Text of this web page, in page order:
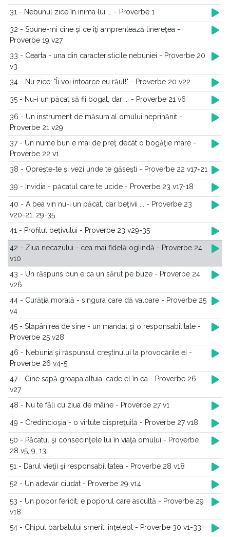
31 - Nebunul zice în inima lui ... - Proverbe 1
32 - Spune-mi cine şi ce îţi amprentează tinereţea -
Proverbe 19 v27
33 - Cearta - una din caracteristicile nebuniei - Proverbe 20
v3
34 - Nu zice: "Îi voi întoarce eu răul!" - Proverbe 20 v22
35 - Nu-i un păcat să fii bogat, dar ... - Proverbe 21 v6
36 - Un instrument de măsura al omului neprihănit -
Proverbe 21 v29
37 - Un nume bun e mai de preţ decât o bogăţie mare -
Proverbe 22 v1
38 - Opreşte-te şi vezi unde te găseşti - Proverbe 22 v17-21
39 - Invidia - păcatul care te ucide - Proverbe 23 v17-18
40 - A bea vin nu-i un păcat, dar beţivii ... - Proverbe 23
v20-21, 29-35
41 - Profilul beţivului - Proverbe 23 v29-35
42 - Ziua necazului - cea mai fidelă oglindă - Proverbe 24
v10
43 - Un răspuns bun e ca un sărut pe buze - Proverbe 24
v26
44 - Curăţia morală - singura care dă valoare - Proverbe 25
v4
45 - Stăpânirea de sine - un mandat şi o responsabilitate -
Proverbe 25 v28
46 - Nebunia şi răspunsul creştinului la provocările ei -
Proverbe 26 v4-5
47 - Cine sapă groapa altuia, cade el în ea - Proverbe 26
v27
48 - Nu te făli cu ziua de mâine - Proverbe 27 v1
49 - Credincioşia - o virtute dispreţuită - Proverbe 27 v18
50 - Păcatul şi consecinţele lui în viaţa omului - Proverbe
28 v5, 9, 13
51 - Darul vieţii şi responsabilitatea - Proverbe 28 v18
52 - Un adevăr ciudat - Proverbe 29 v14
53 - Un popor fericit, e poporul care ascultă - Proverbe 29
v18
54 - Chipul bărbatului smerit, înţelept - Proverbe 30 v1-33